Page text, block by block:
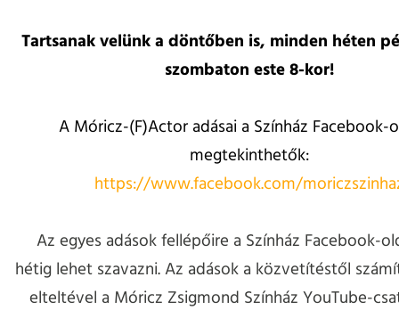
Tartsanak velünk a döntőben is, minden héten
szombaton este 8-kor!
A Móricz-(F)Actor adásai a Színház Facebook-
megtekinthetők:
https://www.facebook.com/
Az egyes adások fellépőire a Színház Facebook-
hétig lehet szavazni. Az adások a közvetítéstől
elteltével a Móricz Zsigmond Színház YouTube-